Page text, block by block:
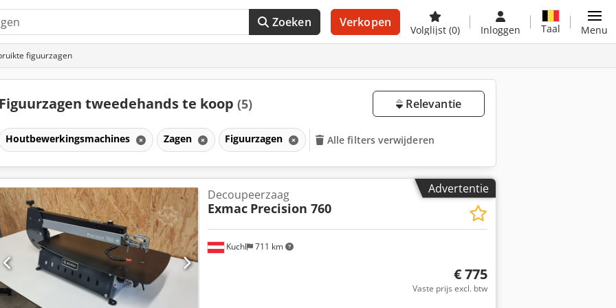
Zoeken Verkopen
Volglijst (0) Inloggen Taal Menu
figuurzagen
Figuurzagen tweedehands te koop (5) Relevantie
Houtbewerkingsmachines Zagen Figuurzagen Alle filters verwijderen
Advertentie
Kuchl 711 km
Decoupeerzaag
Exmac Precision 760
€ 775
Vaste prijs excl. btw